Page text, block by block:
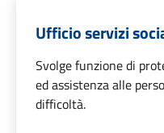
Ufficio servizi
Svolge funzione di
ed assistenza alle
difficoltà.